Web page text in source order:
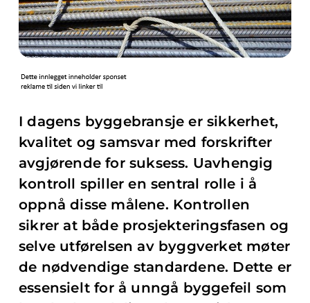
I dagens byggebransje er sikkerhet,
kvalitet og samsvar med forskrifter
avgjørende for suksess. Uavhengig
kontroll spiller en sentral rolle i å
oppnå disse målene. Kontrollen
sikrer at både prosjekteringsfasen og
selve utførelsen av byggverket møter
de nødvendige standardene. Dette er
essensielt for å unngå byggefeil som